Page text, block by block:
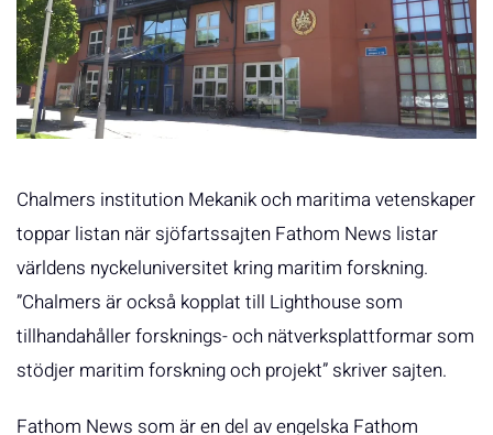
Chalmers institution Mekanik och maritima vetenskaper
toppar listan när sjöfartssajten Fathom News listar
världens nyckeluniversitet kring maritim forskning.
”Chalmers är också kopplat till Lighthouse som
tillhandahåller forsknings- och nätverksplattformar som
stödjer maritim forskning och projekt” skriver sajten.
Fathom News som är en del av engelska Fathom